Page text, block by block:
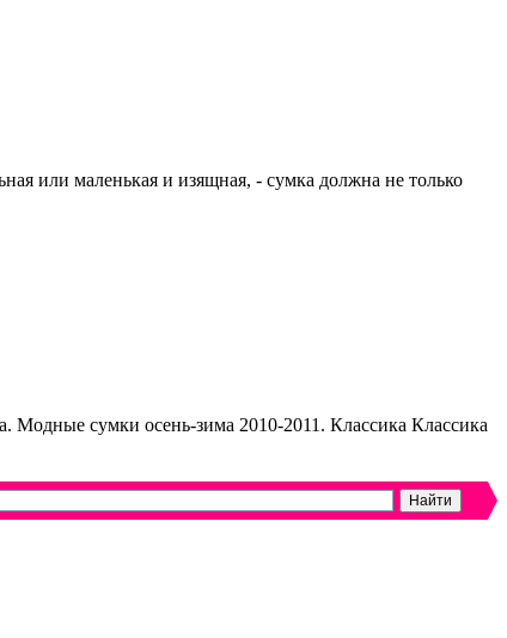
или маленькая и изящная, - сумка должна не только
Модные сумки осень-зима 2010-2011. Классика Классика